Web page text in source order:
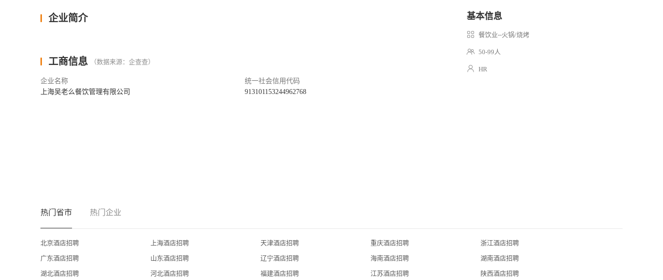
企业简介
工商信息 （数据来源：企查查）
企业名称
上海吴老么餐饮管理有限公司
统一社会信用代码
913101153244962768
基本信息
餐饮业--火锅/烧烤
50-99人
HR
热门省市 热门企业
北京酒店招聘 上海酒店招聘 天津酒店招聘 重庆酒店招聘 浙江酒店招聘
广东酒店招聘 山东酒店招聘 辽宁酒店招聘 海南酒店招聘 湖南酒店招聘
湖北酒店招聘 河北酒店招聘 福建酒店招聘 江苏酒店招聘 陕西酒店招聘